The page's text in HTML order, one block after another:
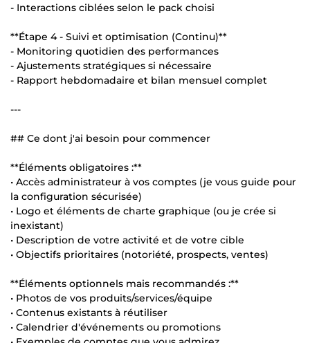
- Interactions ciblées selon le pack choisi
**Étape 4 - Suivi et optimisation (Continu)**
- Monitoring quotidien des performances
- Ajustements stratégiques si nécessaire
- Rapport hebdomadaire et bilan mensuel complet
---
## Ce dont j'ai besoin pour commencer
**Éléments obligatoires :**
• Accès administrateur à vos comptes (je vous guide pour
la configuration sécurisée)
• Logo et éléments de charte graphique (ou je crée si
inexistant)
• Description de votre activité et de votre cible
• Objectifs prioritaires (notoriété, prospects, ventes)
**Éléments optionnels mais recommandés :**
• Photos de vos produits/services/équipe
• Contenus existants à réutiliser
• Calendrier d'événements ou promotions